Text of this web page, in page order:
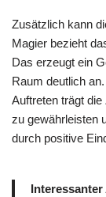
Zusätzlich kann
Magier bezieht
Das erzeugt ein
Raum deutlich
Auftreten trägt
zu gewährleisten
durch positive